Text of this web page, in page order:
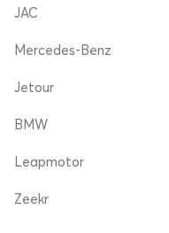
JAC
Mercedes-Benz
Jetour
BMW
Leapmotor
Zeekr